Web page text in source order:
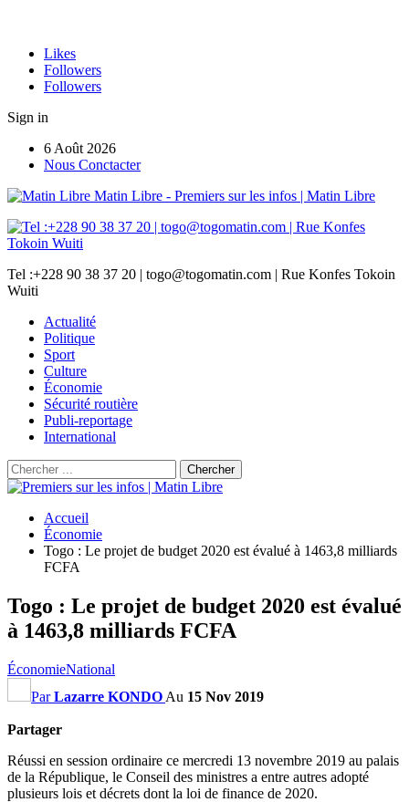
Likes
Followers
Followers
Sign in
6 Août 2026
Nous Conctacter
Matin Libre - Premiers sur les infos | Matin Libre
Tel :+228 90 38 37 20 | togo@togomatin.com | Rue Konfes Tokoin
Wuiti
Actualité
Politique
Sport
Culture
Économie
Sécurité routière
Publi-reportage
International
Accueil
Économie
Togo : Le projet de budget 2020 est évalué à 1463,8 milliards
FCFA
Togo : Le projet de budget 2020 est évalué
à 1463,8 milliards FCFA
ÉconomieNational
ParLazarre KONDO Au 15 Nov 2019
Partager
Réussi en session ordinaire ce mercredi 13 novembre 2019 au palais
de la République, le Conseil des ministres a entre autres adopté
plusieurs lois et décrets dont la loi de finance de 2020.